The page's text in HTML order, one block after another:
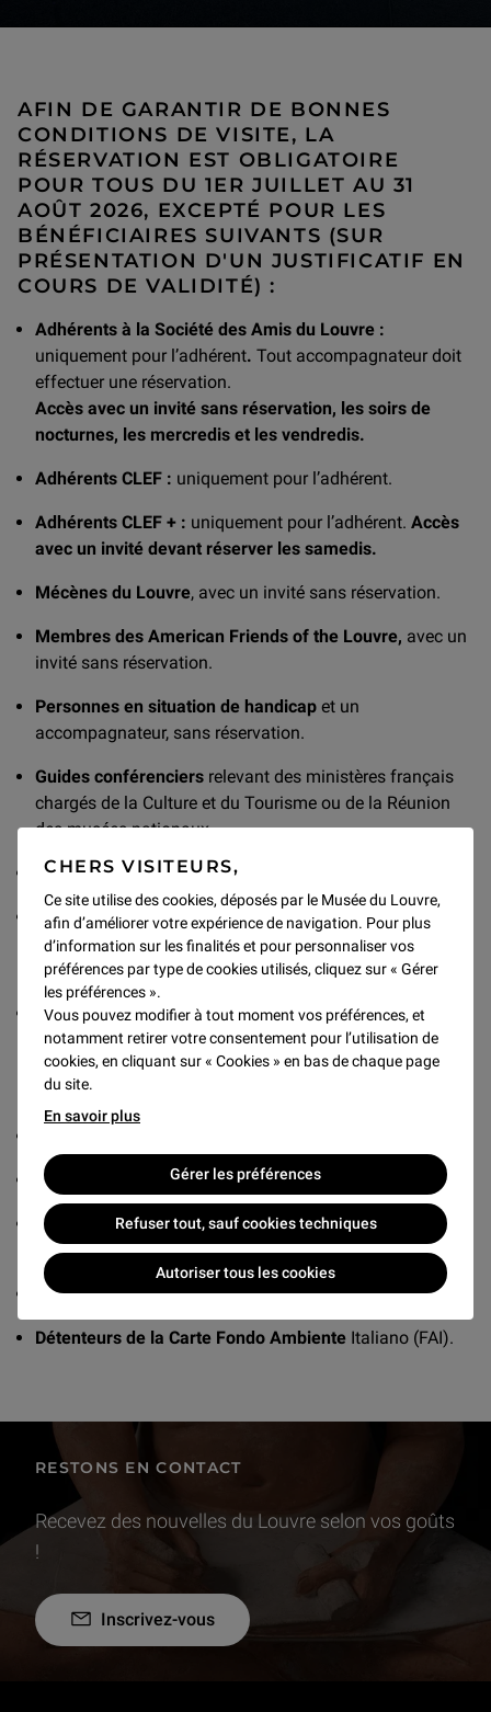
CHERS VISITEURS,
Ce site utilise des cookies, déposés par le Musée du Louvre,
afin d’améliorer votre expérience de navigation. Pour plus
d’information sur les finalités et pour personnaliser vos
préférences par type de cookies utilisés, cliquez sur « Gérer
les préférences ».
Vous pouvez modifier à tout moment vos préférences, et
notamment retirer votre consentement pour l’utilisation de
cookies, en cliquant sur « Cookies » en bas de chaque page
du site.
En savoir plus
Gérer les préférences
Refuser tout, sauf cookies techniques
Autoriser tous les cookies
AFIN DE GARANTIR DE BONNES
CONDITIONS DE VISITE, LA
RÉSERVATION EST OBLIGATOIRE
POUR TOUS DU 1ER JUILLET AU 31
AOÛT 2026, EXCEPTÉ POUR LES
BÉNÉFICIAIRES SUIVANTS (SUR
PRÉSENTATION D'UN JUSTIFICATIF EN
COURS DE VALIDITÉ) :
Adhérents à la Société des Amis du Louvre :
uniquement pour l’adhérent. Tout accompagnateur doit
effectuer une réservation.
Accès avec un invité sans réservation, les soirs de
nocturnes, les mercredis et les vendredis.
Adhérents CLEF : uniquement pour l’adhérent.
Adhérents CLEF + : uniquement pour l’adhérent. Accès
avec un invité devant réserver les samedis.
Mécènes du Louvre, avec un invité sans réservation.
Membres des American Friends of the Louvre, avec un
invité sans réservation.
Personnes en situation de handicap et un
accompagnateur, sans réservation.
Guides conférenciers relevant des ministères français
chargés de la Culture et du Tourisme ou de la Réunion
des musées nationaux.
Membres de l’ICOM.
Personnels du ministère de la Culture(Carte culture):
uniquement pour le porteur de carte. Tout invité doit
effectuer une réservation.
Membres de la Maison des Artisteset Artistes
professionnels des arts graphiques, plastiques et
photographiques cités à l’article L.382-1 du code de la
Sécurité sociale.
Détenteurs d'un Laissez-passer Louvre.
Journalistes et Membres de l’association des critiques
d’art (AICA).
Membres des Amis du Louvre Abu Dhabi.
Détenteurs de la Carte Fondo Ambiente Italiano (FAI).
RESTONS EN CONTACT
Recevez des nouvelles du Louvre selon vos goûts
!
Inscrivez-vous